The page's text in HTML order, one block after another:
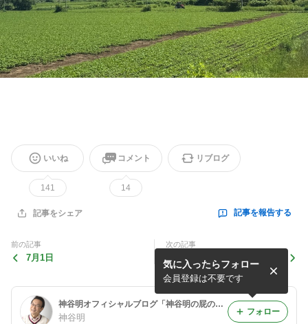
いいね
141
コメント
14
リブログ
記事をシェア 記事を報告する
前の記事
7月1日
次の記事
神谷明オフィシャルブログ「神谷明の屁の突っ張りはいらんですよ！！」Powered by Ameba
神谷明
気に入ったらフォロー
会員登録は不要です
フォロー